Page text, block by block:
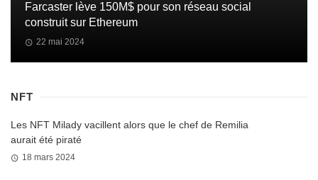
Farcaster lève 150M$ pour son réseau social
construit sur Ethereum
22 mai 2024
NFT
Les NFT Milady vacillent alors que le chef de Remilia
aurait été piraté
18 mars 2024